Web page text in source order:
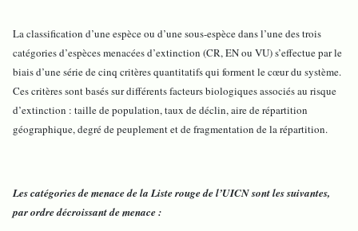
La classification d’une espèce ou d’une sous-espèce dans l’une des trois
catégories d’espèces menacées d’extinction (CR, EN ou VU) s’effectue par le
biais d’une série de cinq critères quantitatifs qui forment le cœur du système.
Ces critères sont basés sur différents facteurs biologiques associés au risque
d’extinction : taille de population, taux de déclin, aire de répartition
géographique, degré de peuplement et de fragmentation de la répartition.
Les catégories de menace de la Liste rouge de l’UICN sont les suivantes,
par ordre décroissant de menace :